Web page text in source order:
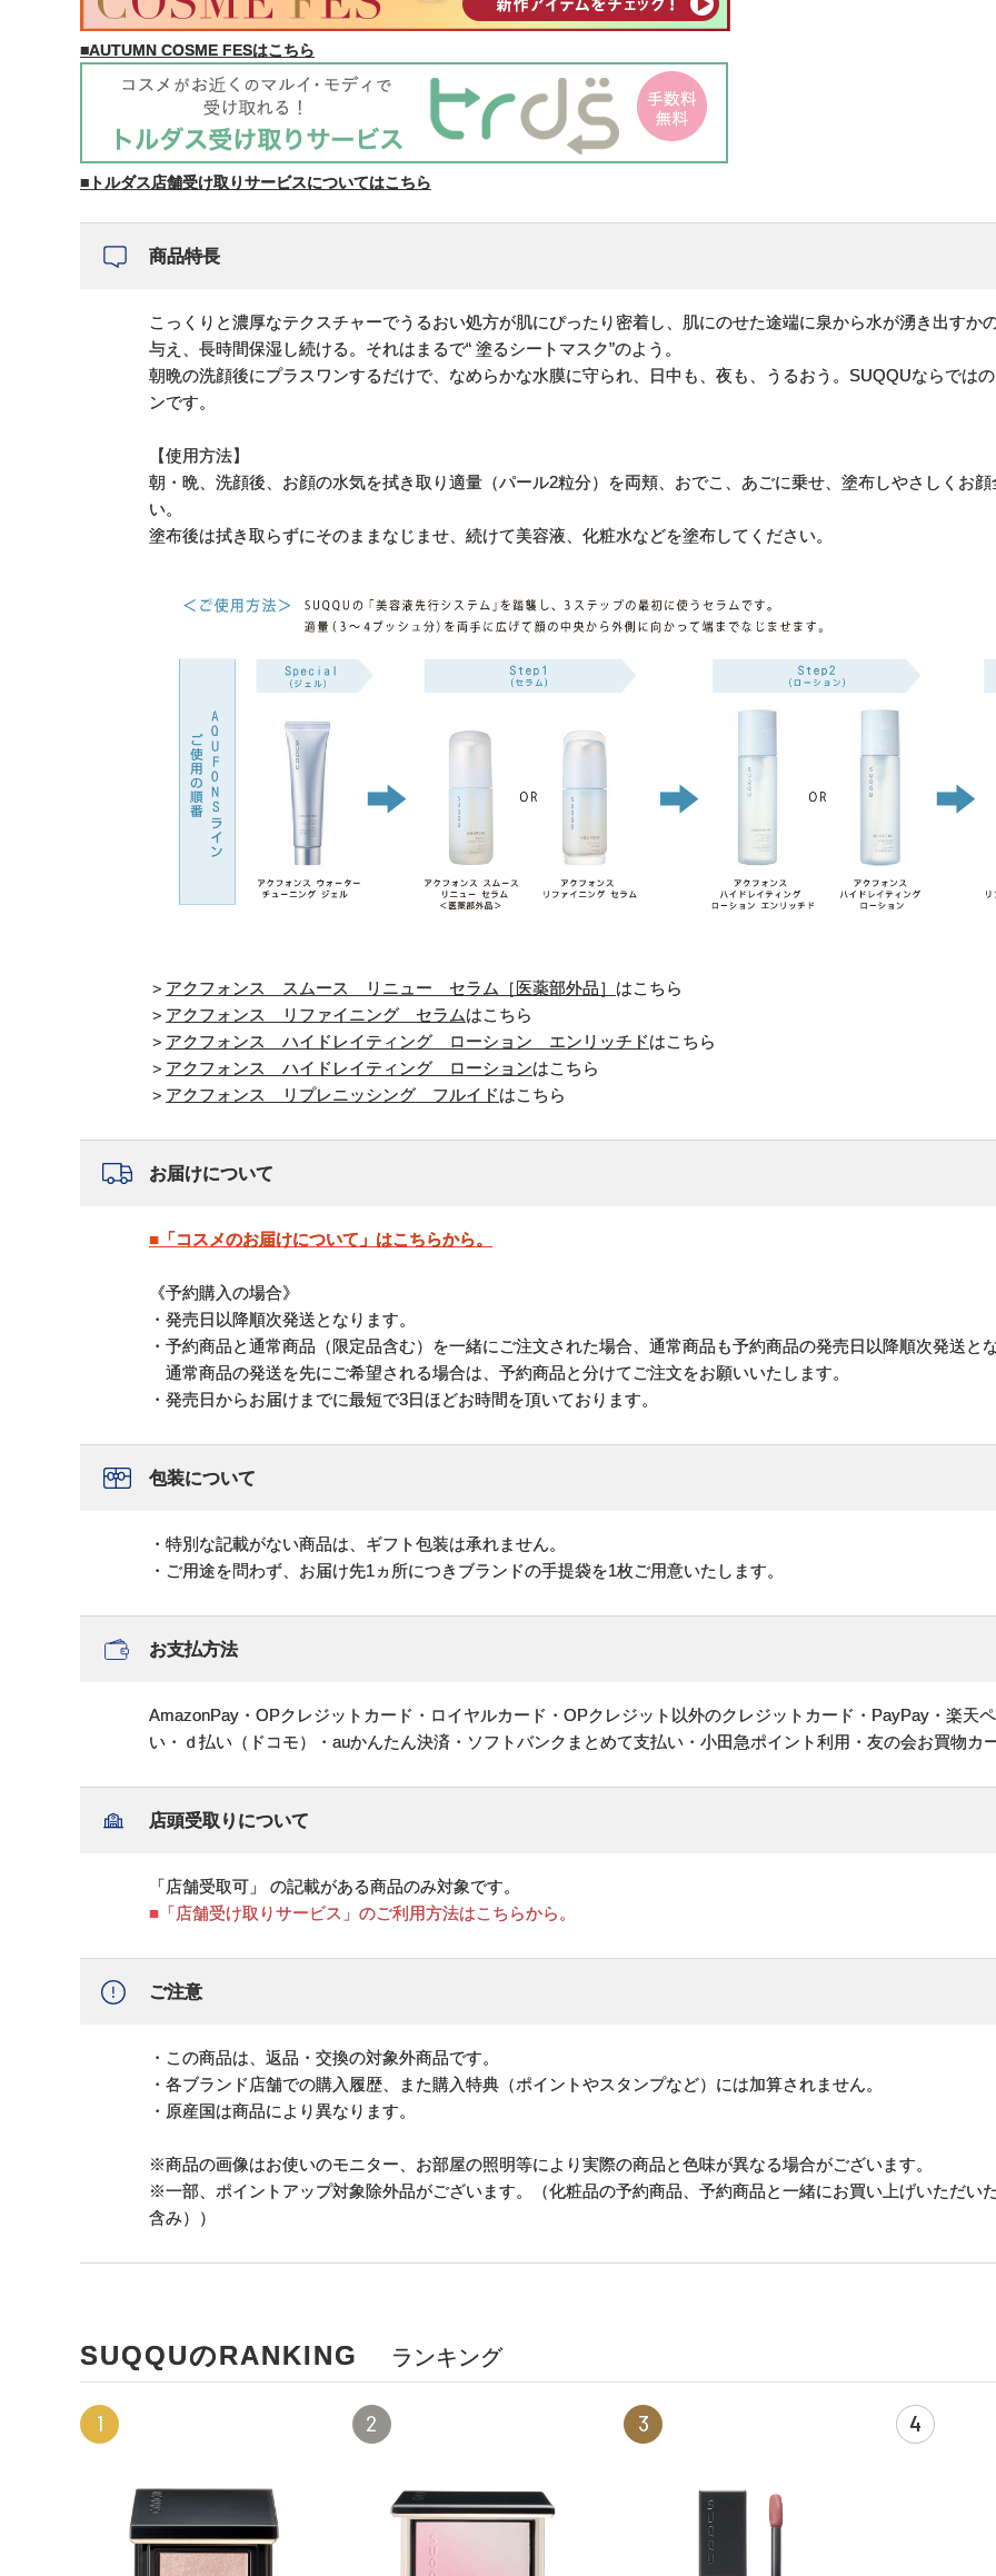
■AUTUMN COSME FESはこちら
■トルダス店舗受け取りサービスについてはこちら
商品特長
こっくりと濃厚なテクスチャーでうるおい処方が肌にぴったり密着し、肌にのせた途端に泉から水が湧き出すか
与え、長時間保湿し続ける。それはまるで“ 塗るシートマスク”のよう。
朝晩の洗顔後にプラスワンするだけで、なめらかな水膜に守られ、日中も、夜も、うるおう。SUQQUならでは
ンです。
【使用方法】
朝・晩、洗顔後、お顔の水気を拭き取り適量（パール2粒分）を両頬、おでこ、あごに乗せ、塗布しやさしくお顔
い。
塗布後は拭き取らずにそのままなじませ、続けて美容液、化粧水などを塗布してください。
＞ アクフォンス スムース リニュー セラム［医薬部外品］ はこちら
＞ アクフォンス リファイニング セラムはこちら
＞ アクフォンス ハイドレイティング ローション エンリッチドはこちら
＞ アクフォンス ハイドレイティング ローションはこちら
＞ アクフォンス リプレニッシング フルイドはこちら
お届けについて
■「コスメのお届けについて」はこちらから。
《予約購入の場合》
・発売日以降順次発送となります。
・予約商品と通常商品（限定品含む）を一緒にご注文された場合、通常商品も予約商品の発売日以降順次発送とな
通常商品の発送を先にご希望される場合は、予約商品と分けてご注文をお願いいたします。
・発売日からお届けまでに最短で3日ほどお時間を頂いております。
包装について
・特別な記載がない商品は、ギフト包装は承れません。
・ご用途を問わず、お届け先1ヵ所につきブランドの手提袋を1枚ご用意いたします。
お支払方法
AmazonPay・OPクレジットカード・ロイヤルカード・OPクレジット以外のクレジットカード・PayPay・楽天
い・ｄ払い（ドコモ）・auかんたん決済・ソフトバンクまとめて支払い・小田急ポイント利用・友の会お買物カ
店頭受取りについて
「店舗受取可」 の記載がある商品のみ対象です。
■「店舗受け取りサービス」のご利用方法はこちらから。
ご注意
・この商品は、返品・交換の対象外商品です。
・各ブランド店舗での購入履歴、また購入特典（ポイントやスタンプなど）には加算されません。
・原産国は商品により異なります。
※商品の画像はお使いのモニター、お部屋の照明等により実際の商品と色味が異なる場合がございます。
※一部、ポイントアップ対象除外品がございます。（化粧品の予約商品、予約商品と一緒にお買い上げいただい
含み））
SUQQUのRANKING ランキング
1 2 3 4